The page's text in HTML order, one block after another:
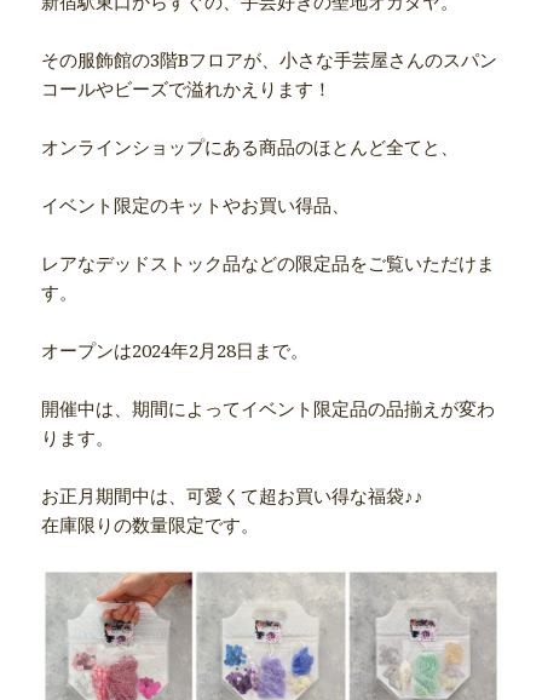
その服飾館の3階Bフロアが、小さな手芸屋さんのスパン
コールやビーズで溢れかえります！
オンラインショップにある商品のほとんど全てと、
イベント限定のキットやお買い得品、
レアなデッドストック品などの限定品をご覧いただけま
す。
オープンは2024年2月28日まで。
開催中は、期間によってイベント限定品の品揃えが変わ
ります。
お正月期間中は、可愛くて超お買い得な福袋♪♪
在庫限りの数量限定です。